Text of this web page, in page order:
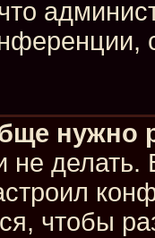
нужно
делать.
чтобы